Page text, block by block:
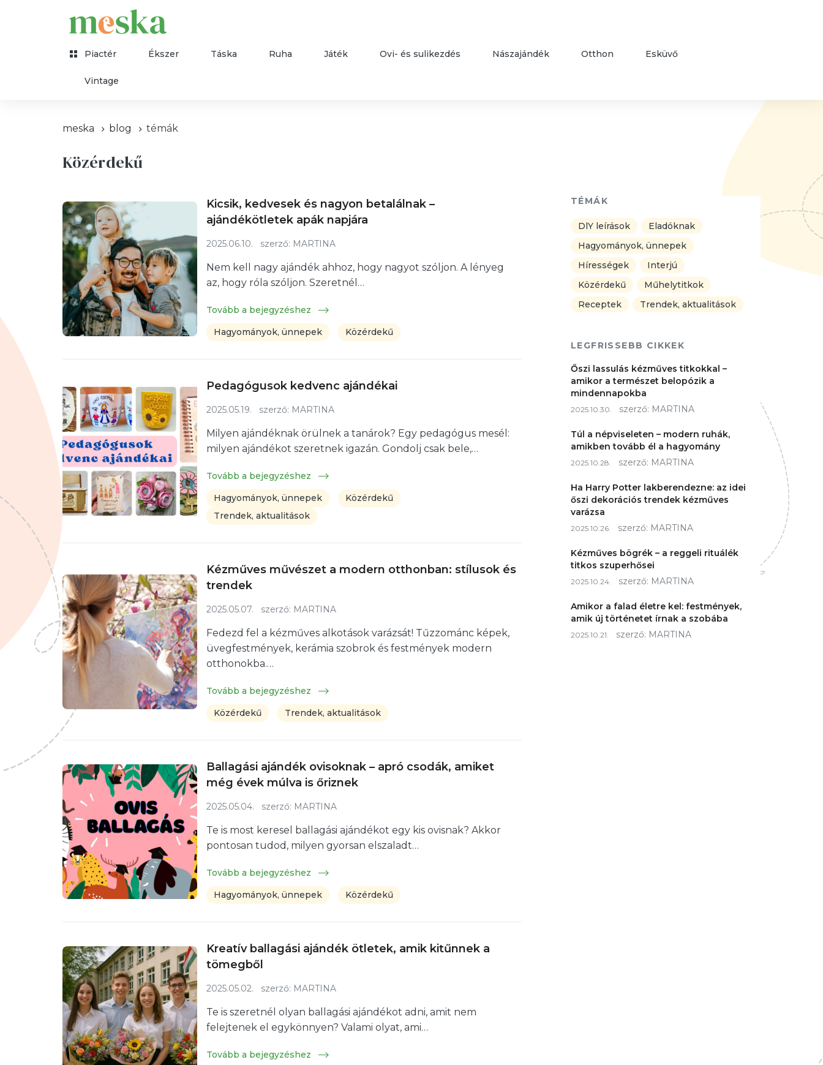
Piactér Ékszer Táska Ruha Játék Ovi- és sulikezdés Nászajándék Otthon Esküvő
Vintage
meska blog témák
Közérdekű
Kicsik, kedvesek és nagyon betalálnak –
ajándékötletek apák napjára
2025.06.10. szerző: MARTINA
Nem kell nagy ajándék ahhoz, hogy nagyot szóljon. A lényeg
az, hogy róla szóljon. Szeretnél…
Tovább a bejegyzéshez
Hagyományok, ünnepek
Közérdekű
Pedagógusok kedvenc ajándékai
2025.05.19. szerző: MARTINA
Milyen ajándéknak örülnek a tanárok? Egy pedagógus mesél:
milyen ajándékot szeretnek igazán. Gondolj csak bele,…
Tovább a bejegyzéshez
Hagyományok, ünnepek
Közérdekű
Trendek, aktualitások
Kézműves művészet a modern otthonban: stílusok és
trendek
2025.05.07. szerző: MARTINA
Fedezd fel a kézműves alkotások varázsát! Tűzzománc képek,
üvegfestmények, kerámia szobrok és festmények modern
otthonokba.…
Tovább a bejegyzéshez
Közérdekű
Trendek, aktualitások
Ballagási ajándék ovisoknak – apró csodák, amiket
még évek múlva is őriznek
2025.05.04. szerző: MARTINA
Te is most keresel ballagási ajándékot egy kis ovisnak? Akkor
pontosan tudod, milyen gyorsan elszaladt…
Tovább a bejegyzéshez
Hagyományok, ünnepek
Közérdekű
Kreatív ballagási ajándék ötletek, amik kitűnnek a
tömegből
2025.05.02. szerző: MARTINA
Te is szeretnél olyan ballagási ajándékot adni, amit nem
felejtenek el egykönnyen? Valami olyat, ami…
Tovább a bejegyzéshez
TÉMÁK
DlY leírások
Eladóknak
Hagyományok, ünnepek
Hírességek
Interjú
Közérdekű
Műhelytitkok
Receptek
Trendek, aktualitások
LEGFRISSEBB CIKKEK
Őszi lassulás kézműves titkokkal –
amikor a természet belopózik a
mindennapokba
2025.10.30. szerző: MARTINA
Túl a népviseleten – modern ruhák,
amikben tovább él a hagyomány
2025.10.28. szerző: MARTINA
Ha Harry Potter lakberendezne: az idei
őszi dekorációs trendek kézműves
varázsa
2025.10.26. szerző: MARTINA
Kézműves bögrék – a reggeli rituálék
titkos szuperhősei
2025.10.24. szerző: MARTINA
Amikor a falad életre kel: festmények,
amik új történetet írnak a szobába
2025.10.21. szerző: MARTINA